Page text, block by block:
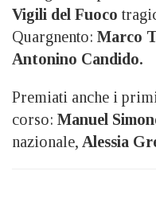
Vigili del Fuoco
Quargnento: Marco
Antonino Candido.
Premiati anche i
corso: Manuel
nazionale, Alessia